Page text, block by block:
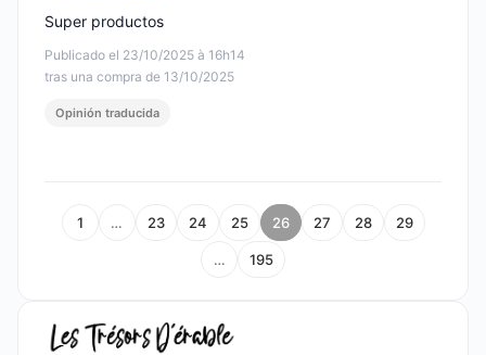
Publicado el 23/10/2025 à 16h14
tras una compra de 13/10/2025
Super productos
Opinión traducida
1 … 23 24 25 26 27 28 29
… 195